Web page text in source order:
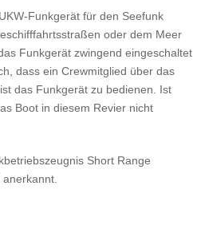
Funkgerät für den Seefunk
oder dem Meer
Funkgerät zwingend eingeschaltet
dass ein Crewmitglied über das
das Funkgerät zu bedienen. Ist
Boot in diesem Revier nicht
Short Range